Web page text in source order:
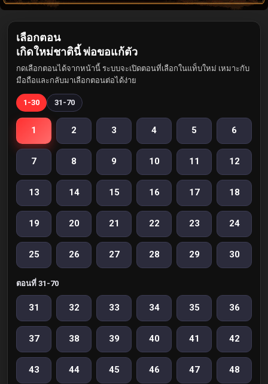
เลือกตอน
เกิดใหม่ชาตินี้ พ่อขอแก้ตัว
กดเลือกตอนได้จากหน้านี้ ระบบจะเปิดตอนที่เลือกในแท็บใหม่ เหมาะกับ
มือถือและกลับมาเลือกตอนต่อได้ง่าย
1-30 31-70
1 2 3 4 5 6
7 8 9 10 11 12
13 14 15 16 17 18
19 20 21 22 23 24
25 26 27 28 29 30
ตอนที่ 31-70
31 32 33 34 35 36
37 38 39 40 41 42
43 44 45 46 47 48